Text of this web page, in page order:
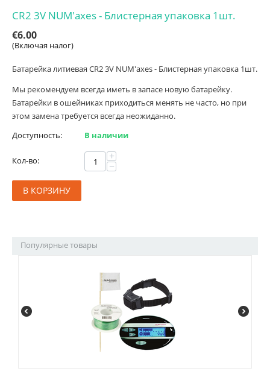
CR2 3V NUM'axes - Блистерная упаковка 1шт.
€6.00
(Включая налог)
Батарейка литиевая CR2 3V NUM'axes - Блистерная упаковка 1шт.
Мы рекомендуем всегда иметь в запасе новую батарейку.
Батарейки в ошейниках приходиться менять не часто, но при
этом замена требуется всегда неожиданно.
Доступность:
В наличии
Кол-во: +
−
В КОРЗИНУ
Популярные товары